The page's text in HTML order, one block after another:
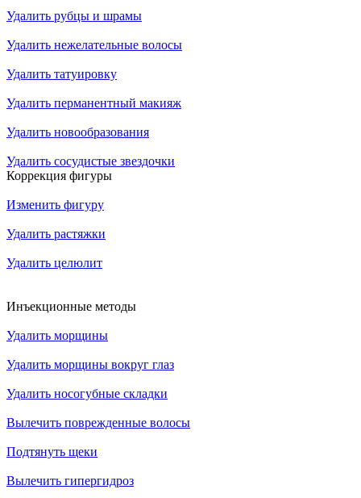
Удалить рубцы и шрамы
Удалить нежелательные волосы
Удалить татуировку
Удалить перманентный макияж
Удалить новообразования
Удалить сосудистые звездочки
Коррекция фигуры
Изменить фигуру
Удалить растяжки
Удалить целюлит
Инъекционные методы
Удалить морщины
Удалить морщины вокруг глаз
Удалить носогубные складки
Вылечить поврежденные волосы
Подтянуть щеки
Вылечить гипергидроз